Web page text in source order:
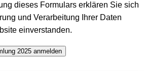
dieses Formulars erklären Sie sich
und Verarbeitung Ihrer Daten
einverstanden.